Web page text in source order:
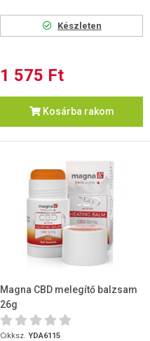
Készleten
1 575 Ft
Kosárba rakom
Magna CBD melegítő balzsam
26g
Cikksz. YDA6115